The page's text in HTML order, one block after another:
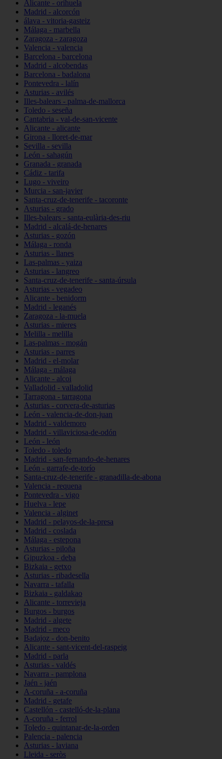
Alicante - orihuela
Madrid - alcorcón
álava - vitoria-gasteiz
Málaga - marbella
Zaragoza - zaragoza
Valencia - valencia
Barcelona - barcelona
Madrid - alcobendas
Barcelona - badalona
Pontevedra - lalín
Asturias - avilés
Illes-balears - palma-de-mallorca
Toledo - seseña
Cantabria - val-de-san-vicente
Alicante - alicante
Girona - lloret-de-mar
Sevilla - sevilla
León - sahagún
Granada - granada
Cádiz - tarifa
Lugo - viveiro
Murcia - san-javier
Santa-cruz-de-tenerife - tacoronte
Asturias - grado
Illes-balears - santa-eulària-des-riu
Madrid - alcalá-de-henares
Asturias - gozón
Málaga - ronda
Asturias - llanes
Las-palmas - yaiza
Asturias - langreo
Santa-cruz-de-tenerife - santa-úrsula
Asturias - vegadeo
Alicante - benidorm
Madrid - leganés
Zaragoza - la-muela
Asturias - mieres
Melilla - melilla
Las-palmas - mogán
Asturias - parres
Madrid - el-molar
Málaga - málaga
Alicante - alcoi
Valladolid - valladolid
Tarragona - tarragona
Asturias - corvera-de-asturias
León - valencia-de-don-juan
Madrid - valdemoro
Madrid - villaviciosa-de-odón
León - león
Toledo - toledo
Madrid - san-fernando-de-henares
León - garrafe-de-torío
Santa-cruz-de-tenerife - granadilla-de-abona
Valencia - requena
Pontevedra - vigo
Huelva - lepe
Valencia - alginet
Madrid - pelayos-de-la-presa
Madrid - coslada
Málaga - estepona
Asturias - piloña
Gipuzkoa - deba
Bizkaia - getxo
Asturias - ribadesella
Navarra - tafalla
Bizkaia - galdakao
Alicante - torrevieja
Burgos - burgos
Madrid - algete
Madrid - meco
Badajoz - don-benito
Alicante - sant-vicent-del-raspeig
Madrid - parla
Asturias - valdés
Navarra - pamplona
Jaén - jaén
A-coruña - a-coruña
Madrid - getafe
Castellón - castelló-de-la-plana
A-coruña - ferrol
Toledo - quintanar-de-la-orden
Palencia - palencia
Asturias - laviana
Lleida - seròs